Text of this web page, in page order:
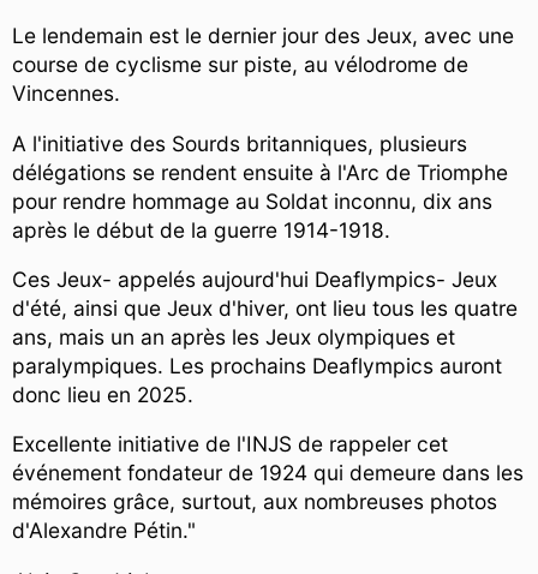
Le lendemain est le dernier jour des Jeux, avec une
course de cyclisme sur piste, au vélodrome de
Vincennes.
A l'initiative des Sourds britanniques, plusieurs
délégations se rendent ensuite à l'Arc de Triomphe
pour rendre hommage au Soldat inconnu, dix ans
après le début de la guerre 1914-1918.
Ces Jeux- appelés aujourd'hui Deaflympics- Jeux
d'été, ainsi que Jeux d'hiver, ont lieu tous les quatre
ans, mais un an après les Jeux olympiques et
paralympiques. Les prochains Deaflympics auront
donc lieu en 2025.
Excellente initiative de l'INJS de rappeler cet
événement fondateur de 1924 qui demeure dans les
mémoires grâce, surtout, aux nombreuses photos
d'Alexandre Pétin."